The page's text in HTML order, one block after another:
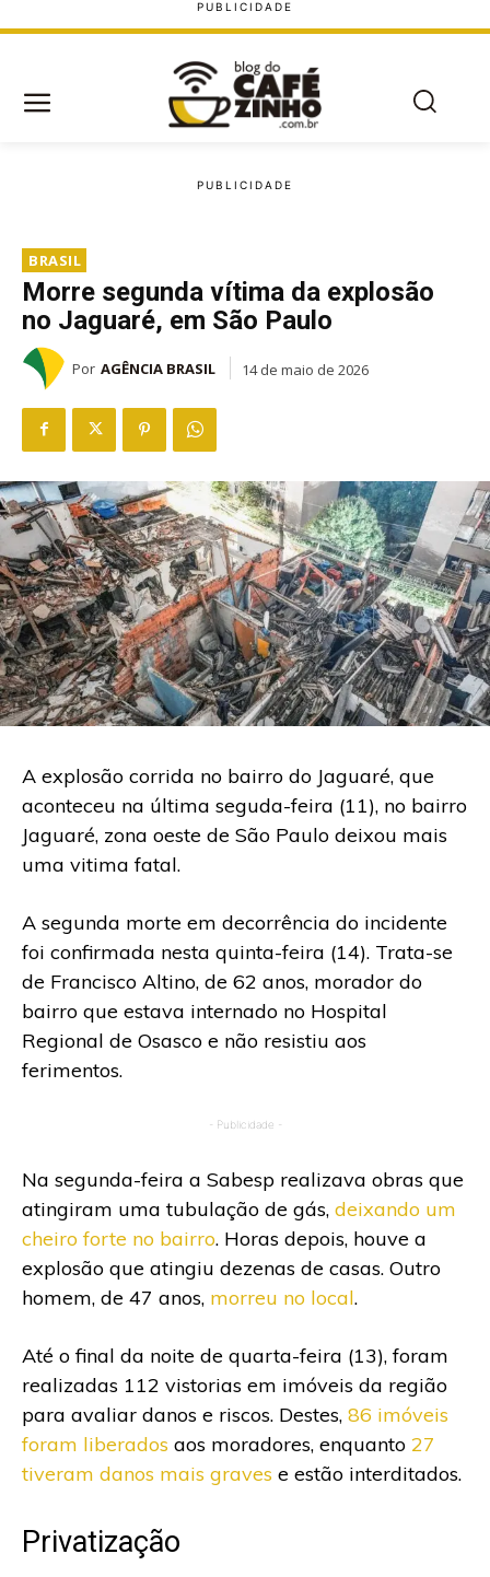
BRASIL
Morre segunda vítima da explosão
no Jaguaré, em São Paulo
Por AGÊNCIA BRASIL 14 de maio de 2026
A explosão corrida no bairro do Jaguaré, que
aconteceu na última seguda-feira (11), no bairro
Jaguaré, zona oeste de São Paulo deixou mais
uma vitima fatal.
A segunda morte em decorrência do incidente
foi confirmada nesta quinta-feira (14). Trata-se
de Francisco Altino, de 62 anos, morador do
bairro que estava internado no Hospital
Regional de Osasco e não resistiu aos
ferimentos.
- Publicidade -
Na segunda-feira a Sabesp realizava obras que
atingiram uma tubulação de gás, deixando um
cheiro forte no bairro. Horas depois, houve a
explosão que atingiu dezenas de casas. Outro
homem, de 47 anos, morreu no local.
Até o final da noite de quarta-feira (13), foram
realizadas 112 vistorias em imóveis da região
para avaliar danos e riscos. Destes, 86 imóveis
foram liberados aos moradores, enquanto 27
tiveram danos mais graves e estão interditados.
Privatização